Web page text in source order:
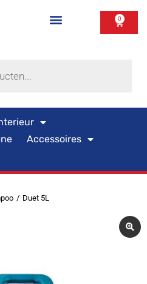
0
Accessoires
Duet 5L